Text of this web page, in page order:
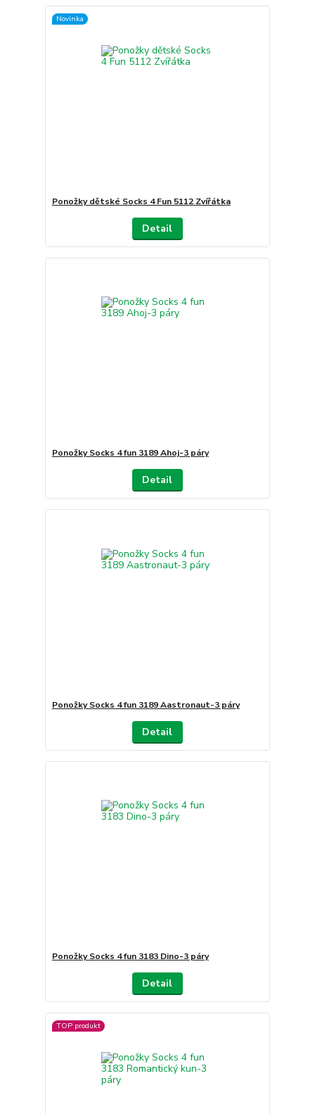
Novinka
Ponožky dětské Socks 4 Fun 5112 Zvířátka
Detail
Ponožky Socks 4 fun 3189 Ahoj-3 páry
Detail
Ponožky Socks 4 fun 3189 Aastronaut-3 páry
Detail
Ponožky Socks 4 fun 3183 Dino-3 páry
Detail
TOP produkt